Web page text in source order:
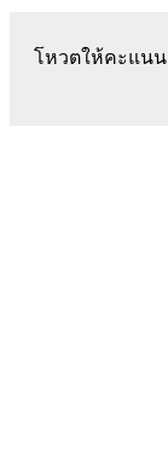
โหวตให้คะแนน